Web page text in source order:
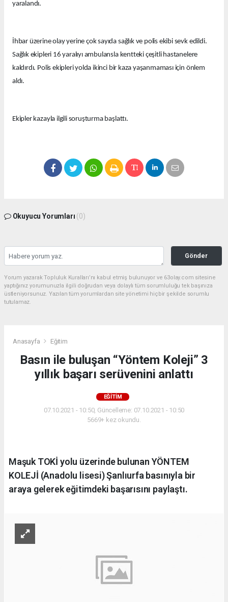
yaralandı.
İhbar üzerine olay yerine çok sayıda sağlık ve polis ekibi sevk edildi.
Sağlık ekipleri 16 yaralıyı ambulansla kentteki çeşitli hastanelere
kaldırdı. Polis ekipleri yolda ikinci bir kaza yaşanmaması için önlem
aldı.
Ekipler kazayla ilgili soruşturma başlattı.
Okuyucu Yorumları (0)
Gönder
Yorum yazarak Topluluk Kuralları’nı kabul etmiş bulunuyor ve 63olay.com sitesine
yaptığınız yorumunuzla ilgili doğrudan veya dolaylı tüm sorumluluğu tek başınıza
üstleniyorsunuz. Yazılan tüm yorumlardan site yönetimi hiçbir şekilde sorumlu
tutulamaz.
Anasayfa Eğitim
Basın ile buluşan “Yöntem Koleji” 3
yıllık başarı serüvenini anlattı
EĞITIM
07.10.2021 - 10:50, Güncelleme: 07.10.2021 - 10:50
5669+ kez okundu.
Maşuk TOKİ yolu üzerinde bulunan YÖNTEM
KOLEJİ (Anadolu lisesi) Şanlıurfa basınıyla bir
araya gelerek eğitimdeki başarısını paylaştı.